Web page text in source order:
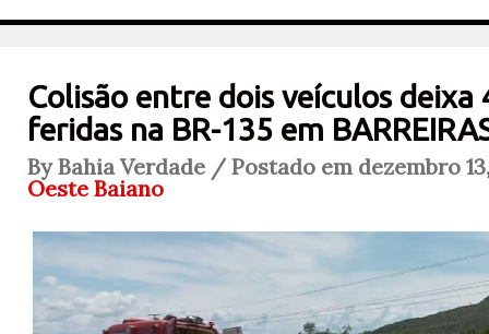
Colisão entre dois veículos deixa
feridas na BR-135 em
By Bahia Verdade / Postado em dezembro
Oeste Baiano